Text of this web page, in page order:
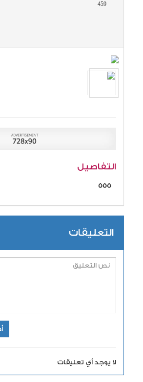
التفاصيل
التعليقات
لا يوجد أي تعليقات